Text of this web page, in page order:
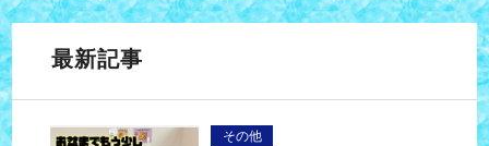
最新記事
その他